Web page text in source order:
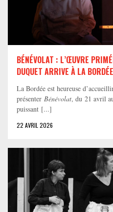
BÉNÉVOLAT : L’ŒUVRE
DUQUET ARRIVE À LA
La Bordée est heureuse
présenter Bénévolat, du 21 avril
puissant [...]
22 AVRIL 2026